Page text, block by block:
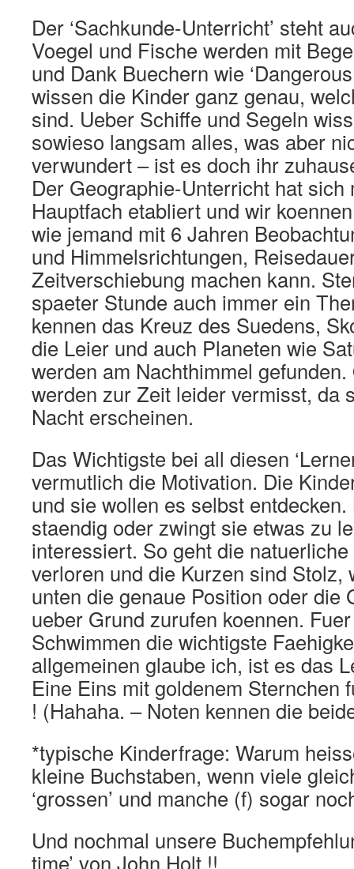
Der ‘Sachkunde-Unterricht’ steht
Voegel und Fische werden mit
und Dank Buechern wie
wissen die Kinder ganz genau,
sind. Ueber Schiffe und Segeln
sowieso langsam alles, was aber
verwundert – ist es doch ihr
Der Geographie-Unterricht hat
Hauptfach etabliert und wir
wie jemand mit 6 Jahren
und Himmelsrichtungen,
Zeitverschiebung machen kann.
spaeter Stunde auch immer ein
kennen das Kreuz des Suedens,
die Leier und auch Planeten wie
werden am Nachthimmel
werden zur Zeit leider vermisst, da
Nacht erscheinen.
Das Wichtigste bei all diesen
vermutlich die Motivation. Die
und sie wollen es selbst
staendig oder zwingt sie etwas zu
interessiert. So geht die
verloren und die Kurzen sind Stolz,
unten die genaue Position oder die
ueber Grund zurufen koennen.
Schwimmen die wichtigste
allgemeinen glaube ich, ist es das
Eine Eins mit goldenem Sternchen
! (Hahaha. – Noten kennen die
*typische Kinderfrage: Warum
kleine Buchstaben, wenn viele
‘grossen’ und manche (f) sogar
Und nochmal unsere
time’ von John Holt !!